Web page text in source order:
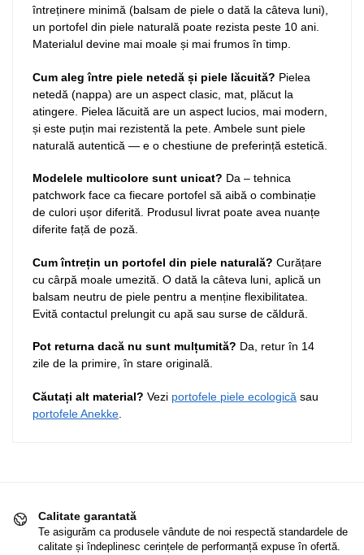
întreținere minimă (balsam de piele o dată la câteva luni),
un portofel din piele naturală poate rezista peste 10 ani.
Materialul devine mai moale și mai frumos în timp.
Cum aleg între piele netedă și piele lăcuită? Pielea
netedă (nappa) are un aspect clasic, mat, plăcut la
atingere. Pielea lăcuită are un aspect lucios, mai modern,
și este puțin mai rezistentă la pete. Ambele sunt piele
naturală autentică — e o chestiune de preferință estetică.
Modelele multicolore sunt unicat? Da – tehnica
patchwork face ca fiecare portofel să aibă o combinație
de culori ușor diferită. Produsul livrat poate avea nuanțe
diferite față de poză.
Cum întrețin un portofel din piele naturală? Curățare
cu cârpă moale umezită. O dată la câteva luni, aplică un
balsam neutru de piele pentru a menține flexibilitatea.
Evită contactul prelungit cu apă sau surse de căldură.
Pot returna dacă nu sunt mulțumită? Da, retur în 14
zile de la primire, în stare originală.
Căutați alt material? Vezi portofele piele ecologică sau
portofele Anekke
Calitate garantată
Te asigurăm ca produsele vândute de noi respectă standardele de
calitate și îndeplinesc cerințele de performanță expuse în ofertă.